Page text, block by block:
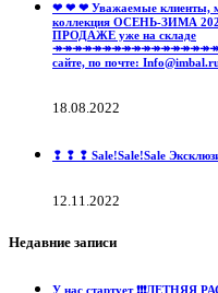
❤ ❤ ❤ Уважаемые клиенты,
коллекция ОСЕНЬ-ЗИМА
ПРОДАЖЕ уже на складе
сайте, по почте:
18.08.2022
❢ ❢ ❢ Sale!Sale!Sale
12.11.2022
Недавние записи
У нас стартует ❗️❗️❗️ЛЕТНЯЯ